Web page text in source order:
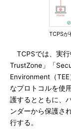
TCPSが
TCPSでは、実行
TrustZone」「
Environment（
なプロトコルを使
護するとともに、
ンダーから保護さ
行する。